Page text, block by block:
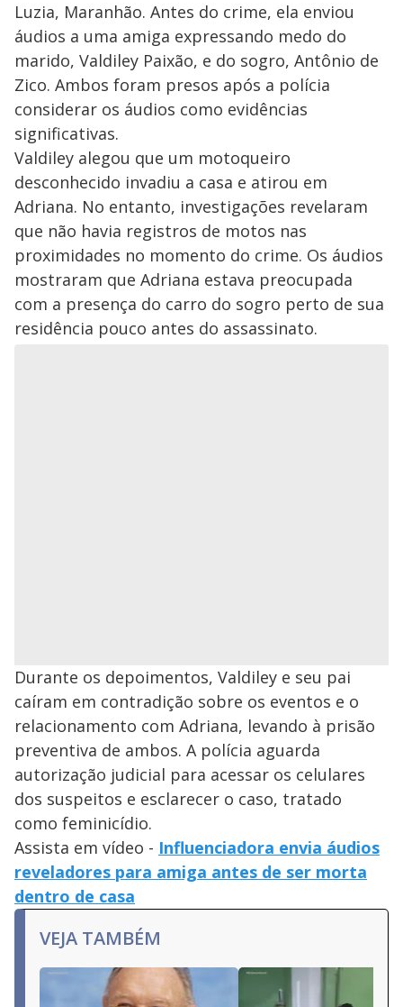
Luzia, Maranhão. Antes do crime, ela enviou
áudios a uma amiga expressando medo do
marido, Valdiley Paixão, e do sogro, Antônio de
Zico. Ambos foram presos após a polícia
considerar os áudios como evidências
significativas.
Valdiley alegou que um motoqueiro
desconhecido invadiu a casa e atirou em
Adriana. No entanto, investigações revelaram
que não havia registros de motos nas
proximidades no momento do crime. Os áudios
mostraram que Adriana estava preocupada
com a presença do carro do sogro perto de sua
residência pouco antes do assassinato.
Durante os depoimentos, Valdiley e seu pai
caíram em contradição sobre os eventos e o
relacionamento com Adriana, levando à prisão
preventiva de ambos. A polícia aguarda
autorização judicial para acessar os celulares
dos suspeitos e esclarecer o caso, tratado
como feminicídio.
Assista em vídeo - Influenciadora envia áudios
reveladores para amiga antes de ser morta
dentro de casa
VEJA TAMBÉM